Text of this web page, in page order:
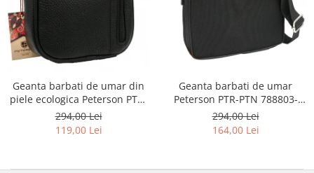
Geanta barbati de umar din
piele ecologica Peterson PTR-
PTN 8023-MACRO-0303
294,00 Lei
119,00 Lei
Geanta barbati de umar
Peterson PTR-PTN 788803-
0358 BL
294,00 Lei
164,00 Lei